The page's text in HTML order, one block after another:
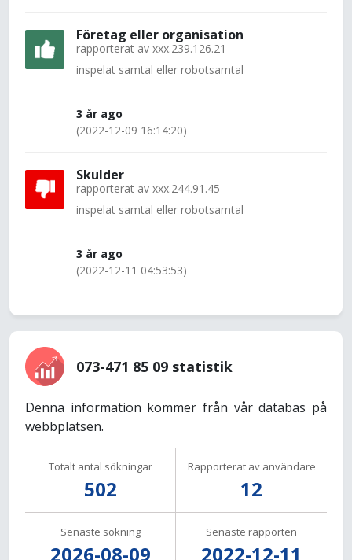
Företag eller organisation
rapporterat av xxx.239.126.21
inspelat samtal eller robotsamtal
3 år ago
(2022-12-09 16:14:20)
Skulder
rapporterat av xxx.244.91.45
inspelat samtal eller robotsamtal
3 år ago
(2022-12-11 04:53:53)
073-471 85 09 statistik
Denna information kommer från vår databas på
webbplatsen.
Totalt antal sökningar
502
Rapporterat av användare
12
Senaste sökning
2026-08-09
Senaste rapporten
2022-12-11